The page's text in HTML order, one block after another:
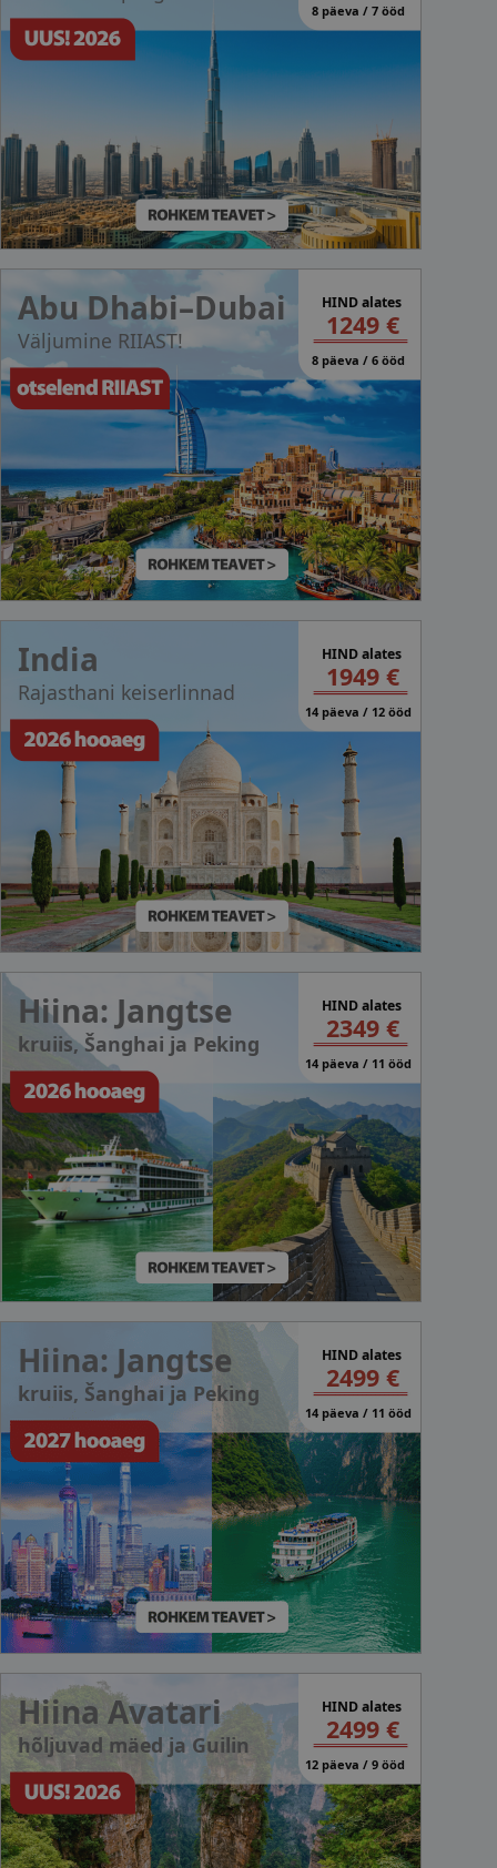
8 päeva / 7 ööd
Abu Dhabi–Dubai
Väljumine RIIAST!
HIND alates
1249 €
8 päeva / 6 ööd
India
Rajasthani keiserlinnad
HIND alates
1949 €
14 päeva / 12 ööd
Hiina: Jangtse
kruiis, Šanghai ja Peking
HIND alates
2349 €
14 päeva / 11 ööd
Hiina: Jangtse
kruiis, Šanghai ja Peking
HIND alates
2499 €
14 päeva / 11 ööd
Hiina Avatari
hõljuvad mäed ja Guilin
HIND alates
2499 €
12 päeva / 9 ööd